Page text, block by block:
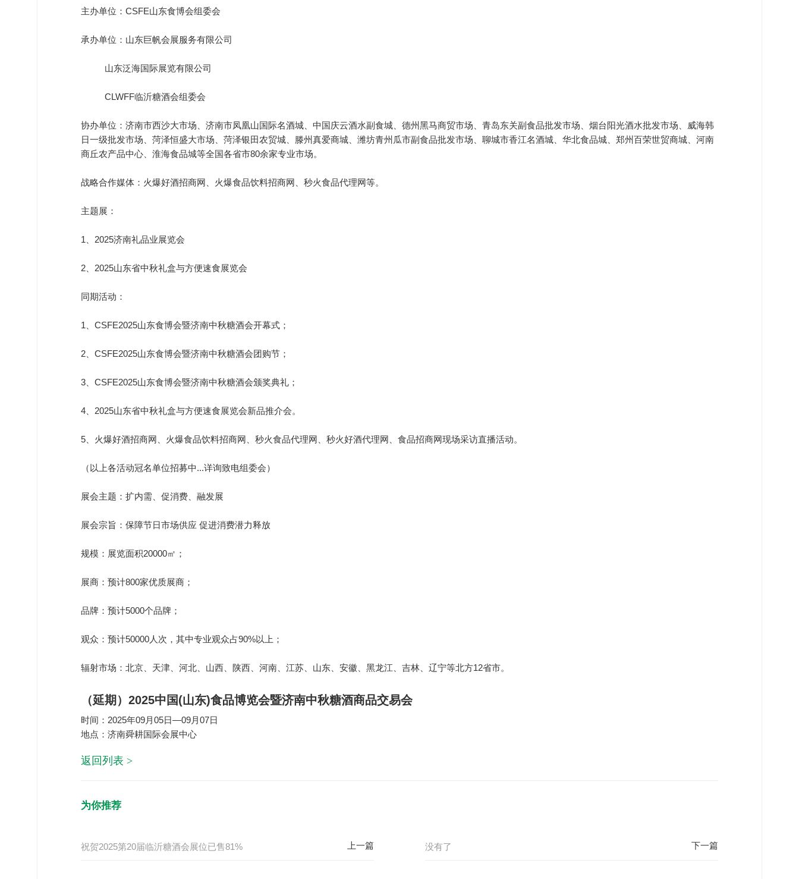
主办单位：CSFE山东食博会组委会
承办单位：山东巨帆会展服务有限公司
山东泛海国际展览有限公司
CLWFF临沂糖酒会组委会
协办单位：济南市西沙大市场、济南市凤凰山国际名酒城、中国庆云酒水副食城、德州黑马商贸市场、青岛东关副食品批发市场、烟台阳光酒水批发市场、威海韩
日一级批发市场、菏泽恒盛大市场、菏泽银田农贸城、滕州真爱商城、潍坊青州瓜市副食品批发市场、聊城市香江名酒城、华北食品城、郑州百荣世贸商城、河南
商丘农产品中心、淮海食品城等全国各省市80余家专业市场。
战略合作媒体：火爆好酒招商网、火爆食品饮料招商网、秒火食品代理网等。
主题展：
1、2025济南礼品业展览会
2、2025山东省中秋礼盒与方便速食展览会
同期活动：
1、CSFE2025山东食博会暨济南中秋糖酒会开幕式；
2、CSFE2025山东食博会暨济南中秋糖酒会团购节；
3、CSFE2025山东食博会暨济南中秋糖酒会颁奖典礼；
4、2025山东省中秋礼盒与方便速食展览会新品推介会。
5、火爆好酒招商网、火爆食品饮料招商网、秒火食品代理网、秒火好酒代理网、食品招商网现场采访直播活动。
（以上各活动冠名单位招募中...详询致电组委会）
展会主题：扩内需、促消费、融发展
展会宗旨：保障节日市场供应 促进消费潜力释放
规模：展览面积20000㎡；
展商：预计800家优质展商；
品牌：预计5000个品牌；
观众：预计50000人次，其中专业观众占90%以上；
辐射市场：北京、天津、河北、山西、陕西、河南、江苏、山东、安徽、黑龙江、吉林、辽宁等北方12省市。
（延期）2025中国(山东)食品博览会暨济南中秋糖酒商品交易会
时间：2025年09月05日—09月07日
地点：济南舜耕国际会展中心
返回列表 >
为你推荐
祝贺2025第20届临沂糖酒会展位已售81% 没有了